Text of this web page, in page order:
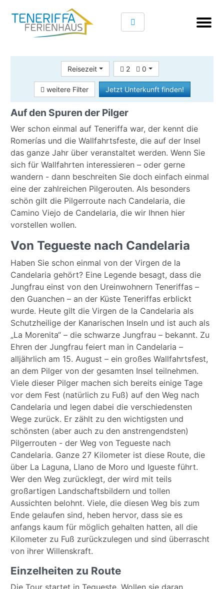
Reisezeit 2 0
weitere Filter Jetzt Unterkunft finden!
Auf den Spuren der Pilger
Wer schon einmal auf Teneriffa war, der kennt die
Romerías und die Wallfahrtsfeste, die auf der Insel
das ganze Jahr über veranstaltet werden. Wenn Sie
sich für Wallfahrten interessieren – oder gerne
wandern - dann beschreiten Sie doch einfach einmal
eine der zahlreichen Pilgerouten. Als besonders
schön gilt die Pilgerroute nach Candelaria, die
Camino Viejo de Candelaria, die wir Ihnen hier
vorstellen wollen.
Von Tegueste nach Candelaria
Haben Sie schon einmal von der Virgen de la
Candelaria gehört? Eine Legende besagt, dass die
Jungfrau einst von den Ureinwohnern Teneriffas –
den Guanchen – an der Küste Teneriffas erblickt
wurde. Heute gilt die Virgen de la Candelaria als
Schutzheilige der Kanarischen Inseln und ist auch als
„La Morenita“ – die schwarze Jungfrau – bekannt. Zu
Ehren der Jungfrau feiert man in Candelaria –
alljährlich am 15. August – ein großes Wallfahrtsfest,
an dem Pilger von der gesamten Insel teilnehmen.
Viele dieser Pilger machen sich bereits einige Tage
vor dem Fest (natürlich zu Fuß) auf den Weg nach
Candelaria und legen dabei die verschiedensten
Wege zurück. Er zählt zu den wichtigsten und
schönsten (aber auch zu den anstrengendsten)
Pilgerrouten - der Weg von Tegueste nach
Candelaria. Ganze 27 Kilometer ist diese Route, die
über La Laguna, Llano de Moro und Igueste führt.
Wer den Weg zurücklegt, der wird mit teils
großartigen Landschaftsbildern und tollen
Aussichten belohnt. Viele, die diesen Weg bis zum
Ende gelaufen sind, heben hervor, dass sie es
anfangs kaum für möglich gehalten hatten, all die
Kilometer zu Fuß zurückzulegen und sind überrascht
von ihrer Willenskraft.
Einzelheiten zu Route
Die Tour startet in Tegueste. Wollen sie daran